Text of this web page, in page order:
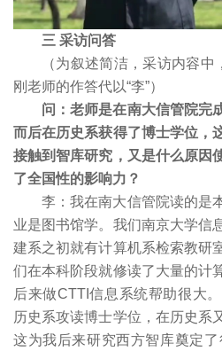
三 采访问答
（为叙述简洁，采访内容中
刚老师的作答代以“李”）
问：老师是在南大信管院完
而后在历史系获得了博士学位，
接触到智库研究，又是什么原因
了全国性的影响力？
李：我在南大信管院读的是
业是图书馆学。我们南京大学信
建系之初就有计算机系检索教研
们在本科阶段就修读了大量的计
后来做CTTI信息系统帮助很大
历史系攻读博士学位，在历史系
这为我后来研究西方智库奠定